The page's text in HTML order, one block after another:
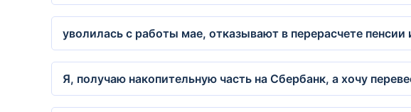
уволилась с работы мае, отказывают в перерасчете
Я, получаю накопительную часть на Сбербанк, а хочу